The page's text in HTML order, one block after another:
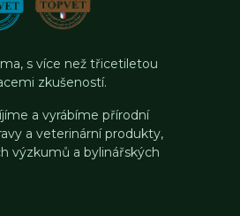
s více než třicetiletou
zkušeností.
a vyrábíme přírodní
a veterinární produkty,
výzkumů a bylinářských